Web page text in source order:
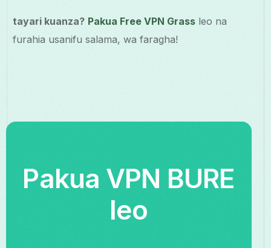
tayari kuanza? Pakua Free VPN Grass leo na
furahia usanifu salama, wa faragha!
Pakua VPN BURE
leo